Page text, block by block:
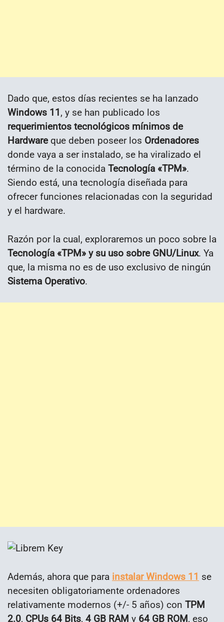
Dado que, estos días recientes se ha lanzado
Windows 11, y se han publicado los
requerimientos tecnológicos mínimos de
Hardwareque deben poseer los Ordenadores
donde vaya a ser instalado, se ha viralizado el
término de la conocida Tecnología «TPM».
Siendo está, una tecnología diseñada para
ofrecer funciones relacionadas con la seguridad
y el hardware.
Razón por la cual, exploraremos un poco sobre la
Tecnología «TPM» y su uso sobre GNU/Linux. Ya
que, la misma no es de uso exclusivo de ningún
Sistema Operativo.
Además, ahora que para instalar Windows 11 se
necesiten obligatoriamente ordenadores
relativamente modernos (+/- 5 años) con TPM
2.0, CPUs 64 Bits, 4 GB RAM y 64 GB ROM, eso